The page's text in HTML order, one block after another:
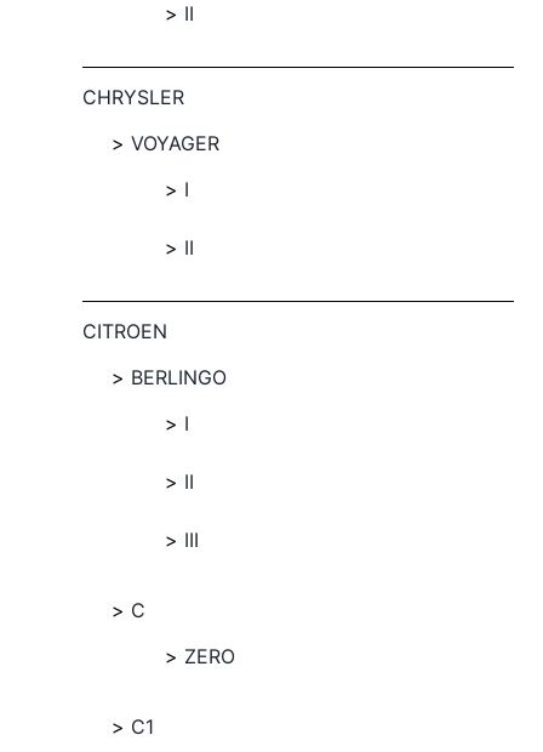
II
CHRYSLER
VOYAGER
I
II
CITROEN
BERLINGO
I
II
III
C
ZERO
C1